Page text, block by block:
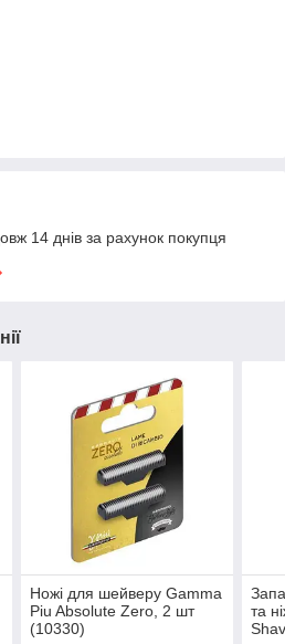
14 днів за рахунок покупця
Ножі для шейверу Gamma
Piu Absolute Zero, 2 шт
(10330)
та